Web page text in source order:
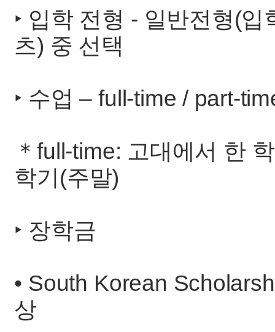
‣ 입학 전형 - 일반전형(
츠) 중 선택
‣ 수업 – full-time / part-
＊full-time: 고대에서 한
학기(주말)
‣ 장학금
• South Korean
상